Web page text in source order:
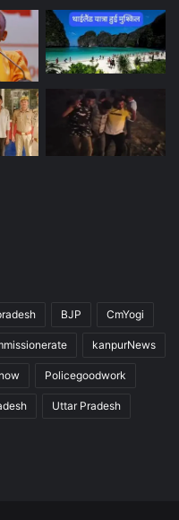
BJP CmYogi
kanpurNews
Policegoodwork
Uttar Pradesh